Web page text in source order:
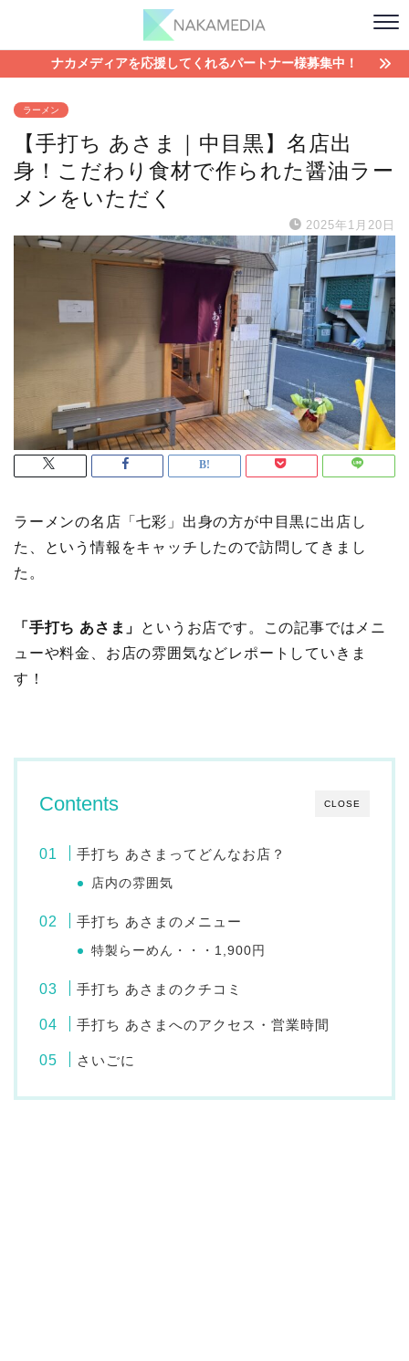
ナカメディアを応援してくれるパートナー様募集中！
ラーメン
【手打ち あさま｜中目黒】名店出
身！こだわり食材で作られた醤油ラー
メンをいただく
2025年1月20日
ラーメンの名店「七彩」出身の方が中目黒に出店し
た、という情報をキャッチしたので訪問してきまし
た。
「手打ち あさま」
というお店です。この記事ではメニ
ューや料金、お店の雰囲気などレポートしていきま
す！
CLOSE
Contents
手打ち あさまってどんなお店？
店内の雰囲気
手打ち あさまのメニュー
特製らーめん・・・1,900円
手打ち あさまのクチコミ
手打ち あさまへのアクセス・営業時間
さいごに